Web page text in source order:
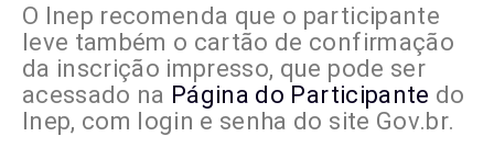
O Inep recomenda que o participante
leve também o cartão de confirmação
da inscrição impresso, que pode ser
acessado na Página do Participante do
Inep, com login e senha do site Gov.br.